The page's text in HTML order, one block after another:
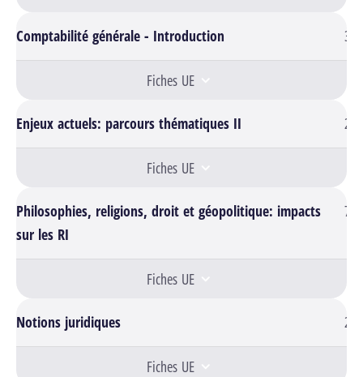
Comptabilité générale - Introduction 3
Fiches UE
Enjeux actuels: parcours thématiques II 2
Fiches UE
Philosophies, religions, droit et géopolitique: impacts
sur les RI
7
Fiches UE
Notions juridiques 2
Fiches UE